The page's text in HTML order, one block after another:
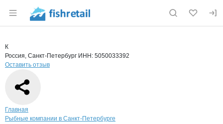
Раздел навигации по сайту fishretail.ru
Страница компании
Страница компании
Краткая информация о компании
К
Россия, Санкт-Петербург ИНН: 5050033392
Оставить отзыв
Навигация по сайту
Главная
Рыбные компании в Санкт-Петербурге